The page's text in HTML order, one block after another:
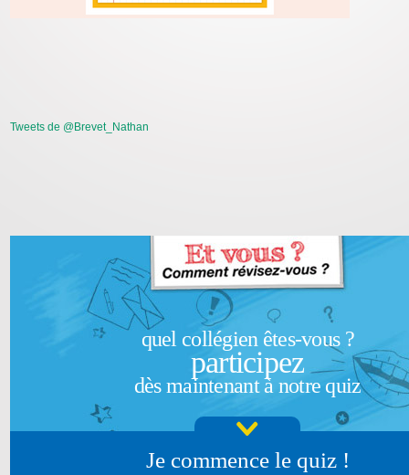
Tweets de @Brevet_Nathan
quel collégien êtes-vous ?
participez
dès maintenant à notre quiz
Je commence le quiz !